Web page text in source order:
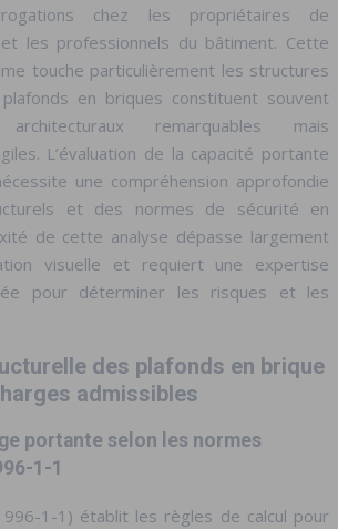
chez les propriétaires de
les professionnels du bâtiment. Cette
touche particulièrement les structures
en briques constituent souvent
remarquables mais
L’évaluation de la capacité portante
une compréhension approfondie
et des normes de sécurité en
de cette analyse dépasse largement
visuelle et requiert une expertise
pour déterminer les risques et les
des plafonds en brique
admissibles
portante selon les normes
1-1
1-1) établit les règles de calcul pour